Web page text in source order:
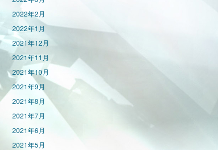
2022年2月
2022年1月
2021年12月
2021年11月
2021年10月
2021年9月
2021年8月
2021年7月
2021年6月
2021年5月